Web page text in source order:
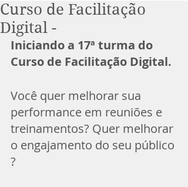
Curso de Facilitação
Digital -
Iniciando a 17ª turma do
Curso de Facilitação Digital.
Você quer melhorar sua
performance em reuniões e
treinamentos? Quer melhorar
o engajamento do seu público
?